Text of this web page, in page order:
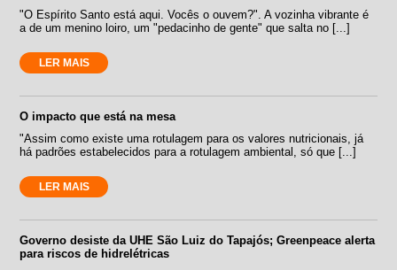
"O Espírito Santo está aqui. Vocês o ouvem?". A vozinha vibrante é
a de um menino loiro, um "pedacinho de gente" que salta no [...]
LER MAIS
O impacto que está na mesa
"Assim como existe uma rotulagem para os valores nutricionais, já
há padrões estabelecidos para a rotulagem ambiental, só que [...]
LER MAIS
Governo desiste da UHE São Luiz do Tapajós; Greenpeace alerta
para riscos de hidrelétricas